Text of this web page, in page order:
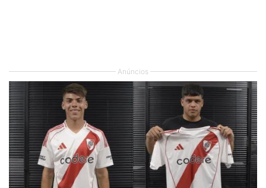
Anúncios